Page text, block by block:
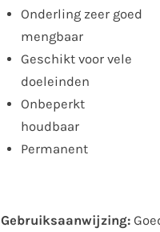
Onderling zeer goed
mengbaar
Geschikt voor vele
doeleinden
Onbeperkt
houdbaar
Permanent
Gebruiksaanwijzing: